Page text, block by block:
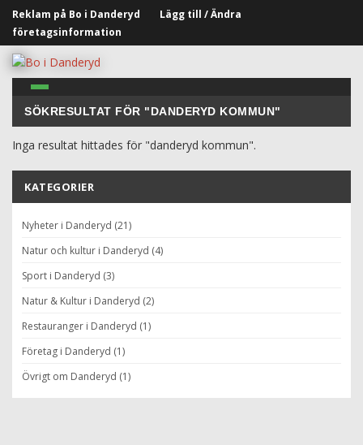
Reklam på Bo i Danderyd
Lägg till / Ändra
företagsinformation
SÖKRESULTAT FÖR "DANDERYD KOMMUN"
Inga resultat hittades för "danderyd kommun".
KATEGORIER
Nyheter i Danderyd (21)
Natur och kultur i Danderyd (4)
Sport i Danderyd (3)
Natur & Kultur i Danderyd (2)
Restauranger i Danderyd (1)
Företag i Danderyd (1)
Övrigt om Danderyd (1)